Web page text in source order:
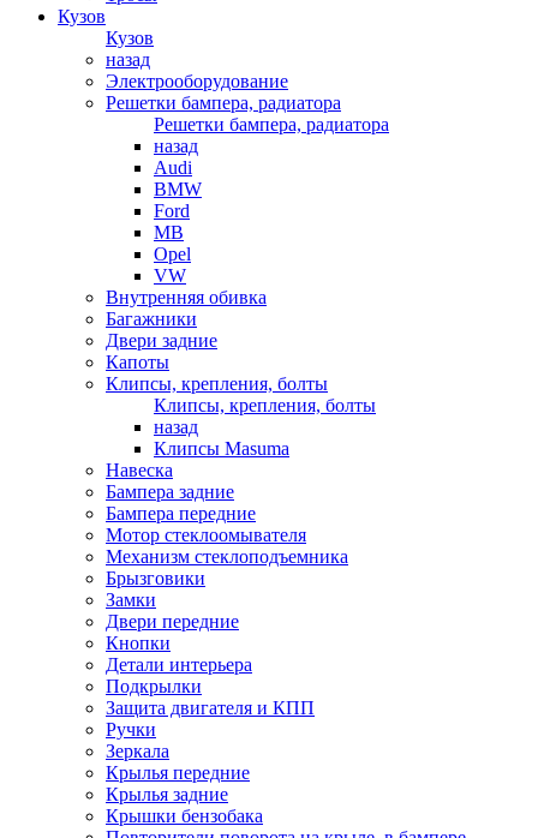
Кузов
Кузов
назад
Электрооборудование
Решетки бампера, радиатора
Решетки бампера, радиатора
назад
Audi
BMW
Ford
MB
Opel
VW
Внутренняя обивка
Багажники
Двери задние
Капоты
Клипсы, крепления, болты
Клипсы, крепления, болты
назад
Клипсы Masuma
Навеска
Бампера задние
Бампера передние
Мотор стеклоомывателя
Механизм стеклоподъемника
Брызговики
Замки
Двери передние
Кнопки
Детали интерьера
Подкрылки
Защита двигателя и КПП
Ручки
Зеркала
Крылья передние
Крылья задние
Крышки бензобака